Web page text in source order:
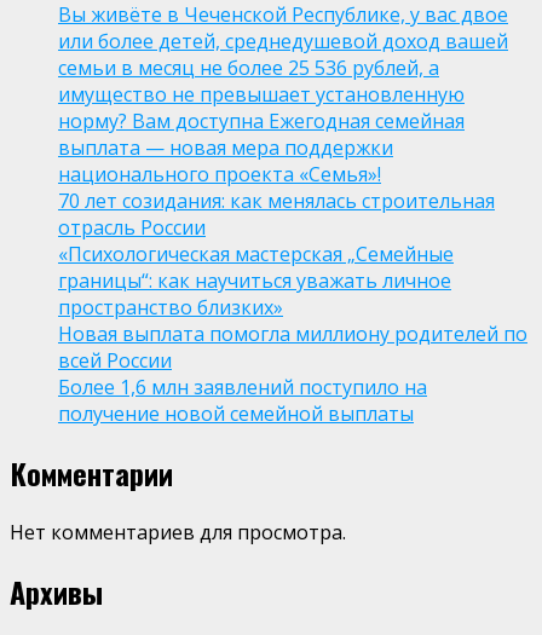
Вы живёте в Чеченской Республике, у вас двое
или более детей, среднедушевой доход вашей
семьи в месяц не более 25 536 рублей, а
имущество не превышает установленную
норму? Вам доступна Ежегодная семейная
выплата — новая мера поддержки
национального проекта «Семья»!
70 лет созидания: как менялась строительная
отрасль России
«Психологическая мастерская „Семейные
границы“: как научиться уважать личное
пространство близких»
Новая выплата помогла миллиону родителей по
всей России
Более 1,6 млн заявлений поступило на
получение новой семейной выплаты
Комментарии
Нет комментариев для просмотра.
Архивы